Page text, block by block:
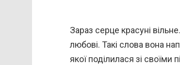
Зараз серце красуні
любові. Такі слова вона
якої поділилася зі своїми